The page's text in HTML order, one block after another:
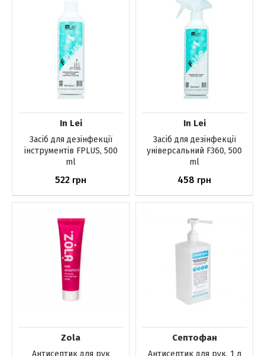
In Lei
Засіб для дезінфекції
інструментів FPLUS, 500
ml
522 грн
In Lei
Засіб для дезінфекції
універсальний F360, 500
ml
458 грн
Zola
Антисептик для рук
Септофан
Антисептик для рук, 1 л